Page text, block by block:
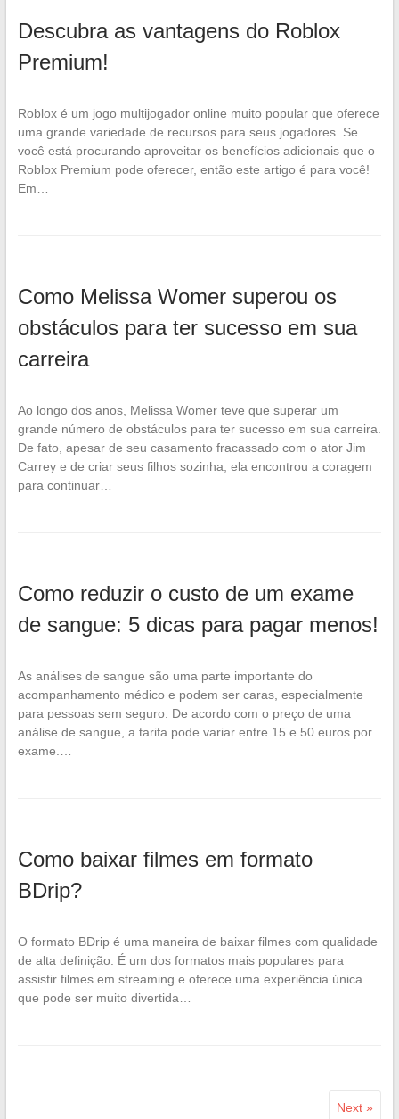
Descubra as vantagens do Roblox
Premium!
Roblox é um jogo multijogador online muito popular que oferece
uma grande variedade de recursos para seus jogadores. Se
você está procurando aproveitar os benefícios adicionais que o
Roblox Premium pode oferecer, então este artigo é para você!
Em…
Como Melissa Womer superou os
obstáculos para ter sucesso em sua
carreira
Ao longo dos anos, Melissa Womer teve que superar um
grande número de obstáculos para ter sucesso em sua carreira.
De fato, apesar de seu casamento fracassado com o ator Jim
Carrey e de criar seus filhos sozinha, ela encontrou a coragem
para continuar…
Como reduzir o custo de um exame
de sangue: 5 dicas para pagar menos!
As análises de sangue são uma parte importante do
acompanhamento médico e podem ser caras, especialmente
para pessoas sem seguro. De acordo com o preço de uma
análise de sangue, a tarifa pode variar entre 15 e 50 euros por
exame.…
Como baixar filmes em formato
BDrip?
O formato BDrip é uma maneira de baixar filmes com qualidade
de alta definição. É um dos formatos mais populares para
assistir filmes em streaming e oferece uma experiência única
que pode ser muito divertida…
Next »